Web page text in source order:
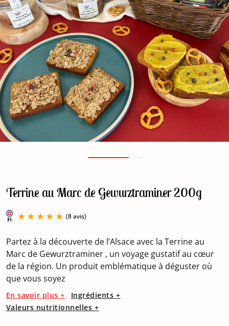
Terrine au Marc de Gewurztraminer 200g
Partez à la découverte de l’Alsace avec la Terrine au
Marc de Gewurztraminer , un voyage gustatif au cœur
de la région. Un produit emblématique à déguster où
que vous soyez
En savoir plus +
Ingrédients +
Valeurs nutritionnelles +